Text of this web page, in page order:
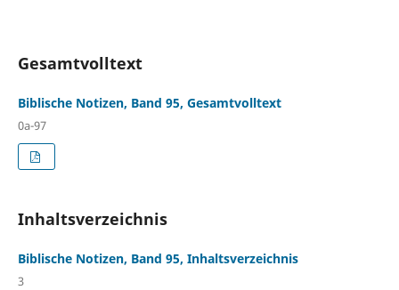
Gesamtvolltext
Biblische Notizen, Band 95, Gesamtvolltext
0a-97
Inhaltsverzeichnis
Biblische Notizen, Band 95, Inhaltsverzeichnis
3